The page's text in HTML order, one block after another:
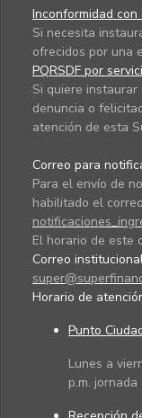
Inconformidad
Si necesita
ofrecidos por una
PQRSDF por
Si quiere instaurar
denuncia o
atención de esta
Correo para
Para el envío de
habilitado el
El horario de este
Correo
Horario de
Punto
Lunes a
p.m.